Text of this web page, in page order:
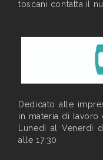
toscani contatta il
Dedicato alle
in materia di lavoro
Lunedì al Venerdì
alle 17:30